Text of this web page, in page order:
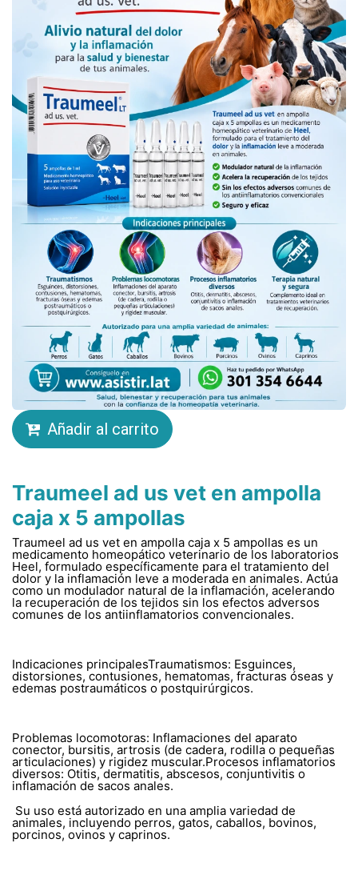
Añadir al carrito
Traumeel ad us vet en ampolla
caja x 5 ampollas
Traumeel ad us vet en ampolla caja x 5 ampollas es un
medicamento homeopático veterinario de los laboratorios
Heel, formulado específicamente para el tratamiento del
dolor y la inflamación leve a moderada en animales. Actúa
como un modulador natural de la inflamación, acelerando
la recuperación de los tejidos sin los efectos adversos
comunes de los antiinflamatorios convencionales.
Indicaciones principalesTraumatismos: Esguinces,
distorsiones, contusiones, hematomas, fracturas óseas y
edemas postraumáticos o postquirúrgicos.
Problemas locomotoras: Inflamaciones del aparato
conector, bursitis, artrosis (de cadera, rodilla o pequeñas
articulaciones) y rigidez muscular.Procesos inflamatorios
diversos: Otitis, dermatitis, abscesos, conjuntivitis o
inflamación de sacos anales.
Su uso está autorizado en una amplia variedad de
animales, incluyendo perros, gatos, caballos, bovinos,
porcinos, ovinos y caprinos.